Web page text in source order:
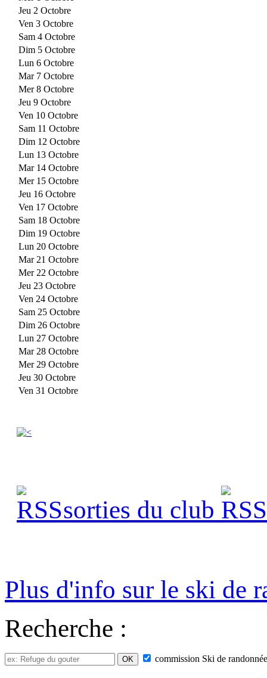
Jeu 2 Octobre
Ven 3 Octobre
Sam 4 Octobre
Dim 5 Octobre
Lun 6 Octobre
Mar 7 Octobre
Mer 8 Octobre
Jeu 9 Octobre
Ven 10 Octobre
Sam 11 Octobre
Dim 12 Octobre
Lun 13 Octobre
Mar 14 Octobre
Mer 15 Octobre
Jeu 16 Octobre
Ven 17 Octobre
Sam 18 Octobre
Dim 19 Octobre
Lun 20 Octobre
Mar 21 Octobre
Mer 22 Octobre
Jeu 23 Octobre
Ven 24 Octobre
Sam 25 Octobre
Dim 26 Octobre
Lun 27 Octobre
Mar 28 Octobre
Mer 29 Octobre
Jeu 30 Octobre
Ven 31 Octobre
sorties du club
Plus d'info sur le ski de
Recherche :
commission Ski de randonnée